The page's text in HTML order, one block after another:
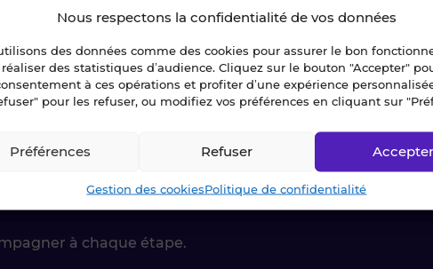
Nous respectons la confidentialité de vos données
des données comme des cookies pour assurer le bon
des statistiques d’audience. Cliquez sur le bouton "Accepter"
à ces opérations et profiter d’une expérience
pour les refuser, ou modifiez vos préférences en cliquant sur
Accepter
Refuser
Préférences
Gestion des cookiesPolitique de confidentialité
61-Orne
Orne
61-Orne
de porte 61-Orne
Parfumerie 61-Orne
Pressing 61-Orne
nous !
à chaque étape.